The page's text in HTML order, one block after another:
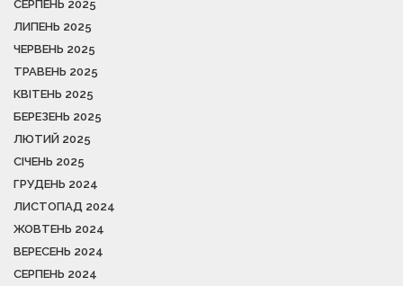
СЕРПЕНЬ 2025
ЛИПЕНЬ 2025
ЧЕРВЕНЬ 2025
ТРАВЕНЬ 2025
КВІТЕНЬ 2025
БЕРЕЗЕНЬ 2025
ЛЮТИЙ 2025
СІЧЕНЬ 2025
ГРУДЕНЬ 2024
ЛИСТОПАД 2024
ЖОВТЕНЬ 2024
ВЕРЕСЕНЬ 2024
СЕРПЕНЬ 2024